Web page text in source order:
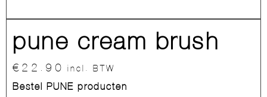
pune cream brush
€ 22.90 incl. BTW
Bestel PUNE producten